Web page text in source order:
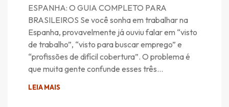
ESPANHA: O GUIA COMPLETO PARA
BRASILEIROS Se você sonha em trabalhar na
Espanha, provavelmente já ouviu falar em “visto
de trabalho”, “visto para buscar emprego” e
“profissões de difícil cobertura”. O problema é
que muita gente confunde esses três…
LEIA MAIS